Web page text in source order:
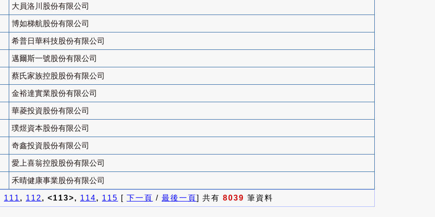
大員洛川股份有限公司
博如梯航股份有限公司
希普日華科技股份有限公司
邁爾斯一號股份有限公司
蔡氏家族控股股份有限公司
金裕達實業股份有限公司
華菱投資股份有限公司
璞煜資本股份有限公司
奇鑫投資股份有限公司
愛上喜翁控股股份有限公司
禾晴健康事業股份有限公司
111, 112, <113>, 114, 115 [ 下一頁 / 最後一頁] 共有 8039 筆資料